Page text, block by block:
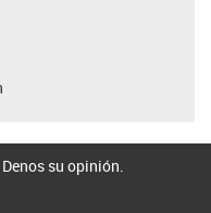
su opinión.